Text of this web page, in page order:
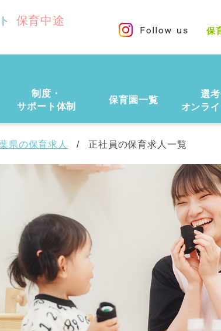
保育中途
保
制度・
サポート体制
保育園一覧
選
オンラ
県の保育求人 正社員の保育求人一覧